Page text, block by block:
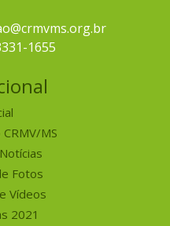
1655
MS
Fotos
Vídeos
2021